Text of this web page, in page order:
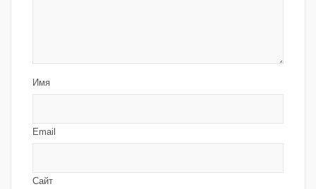
Имя
Email
Сайт